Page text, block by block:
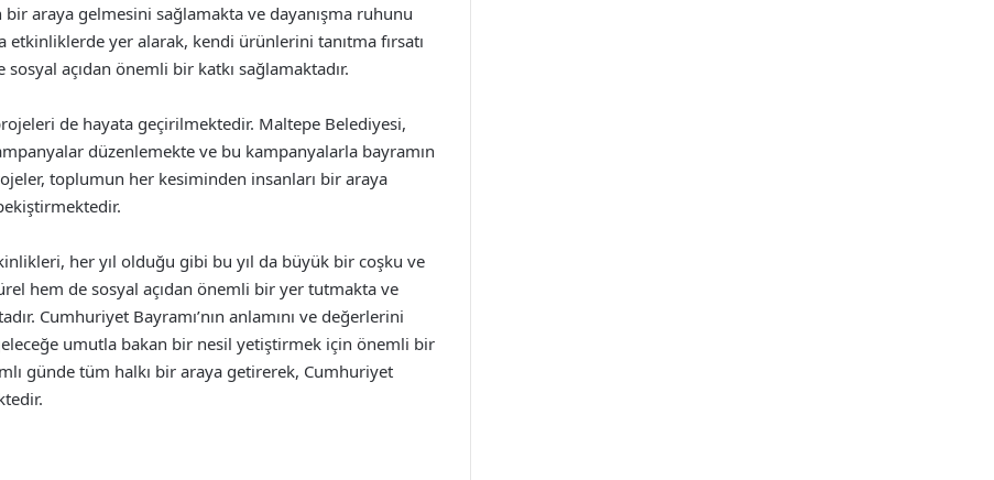
bir araya gelmesini sağlamakta ve dayanışma ruhunu
yer alarak, kendi ürünlerini tanıtma fırsatı
açıdan önemli bir katkı sağlamaktadır.
de hayata geçirilmektedir. Maltepe Belediyesi,
düzenlemekte ve bu kampanyalarla bayramın
toplumun her kesiminden insanları bir araya
her yıl olduğu gibi bu yıl da büyük bir coşku ve
hem de sosyal açıdan önemli bir yer tutmakta ve
Cumhuriyet Bayramı’nın anlamını ve değerlerini
umutla bakan bir nesil yetiştirmek için önemli bir
günde tüm halkı bir araya getirerek, Cumhuriyet